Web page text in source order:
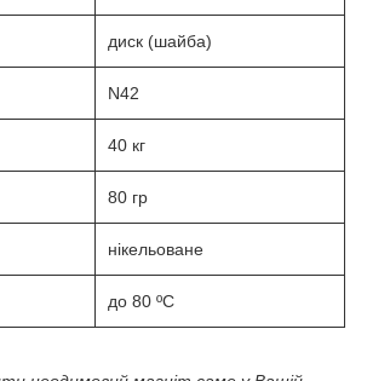
диск (шайба)
N42
40 кг
80 гр
нікельоване
до 80 ºС